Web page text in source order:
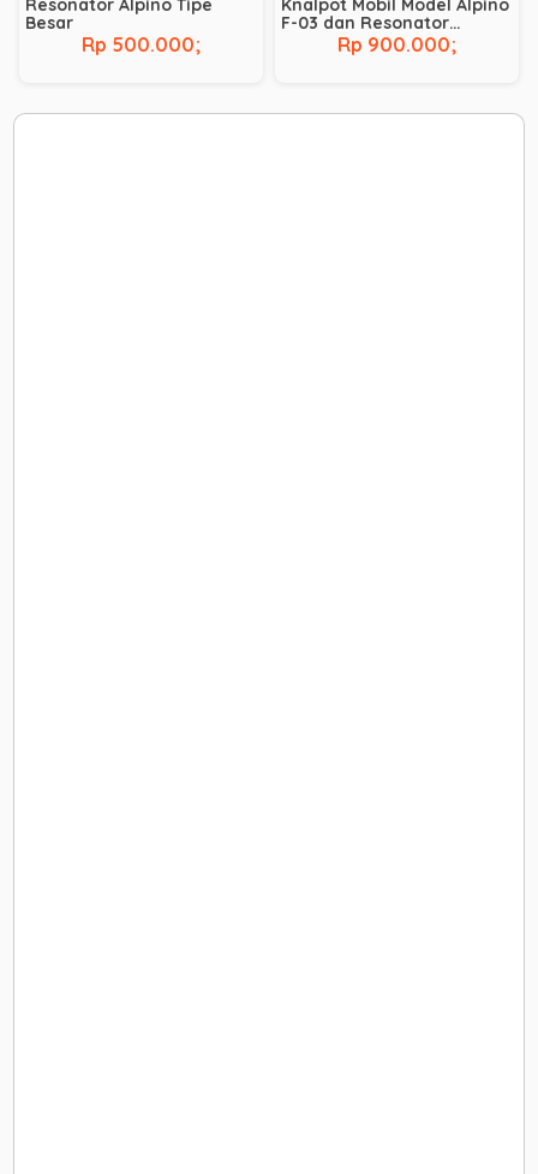
Resonator Alpino Tipe
Besar
Rp 500.000;
Knalpot Mobil Model Alpino
F-03 dan Resonator
StainlessRp 900.000;